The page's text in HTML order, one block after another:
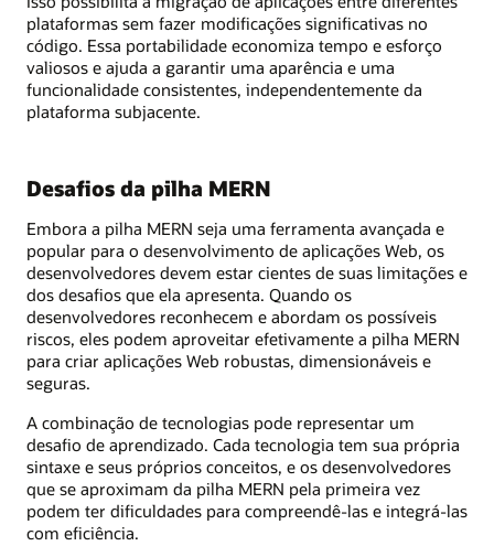
plataformas sem fazer modificações significativas no
código. Essa portabilidade economiza tempo e esforço
valiosos e ajuda a garantir uma aparência e uma
funcionalidade consistentes, independentemente da
plataforma subjacente.
Desafios da pilha MERN
Embora a pilha MERN seja uma ferramenta avançada e
popular para o desenvolvimento de aplicações Web, os
desenvolvedores devem estar cientes de suas limitações e
dos desafios que ela apresenta. Quando os
desenvolvedores reconhecem e abordam os possíveis
riscos, eles podem aproveitar efetivamente a pilha MERN
para criar aplicações Web robustas, dimensionáveis e
seguras.
A combinação de tecnologias pode representar um
desafio de aprendizado. Cada tecnologia tem sua própria
sintaxe e seus próprios conceitos, e os desenvolvedores
que se aproximam da pilha MERN pela primeira vez
podem ter dificuldades para compreendê-las e integrá-las
com eficiência.